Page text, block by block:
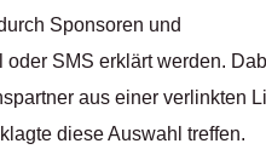
Sponsoren und
SMS erklärt werden.
aus einer verlinkten
diese Auswahl treffen.